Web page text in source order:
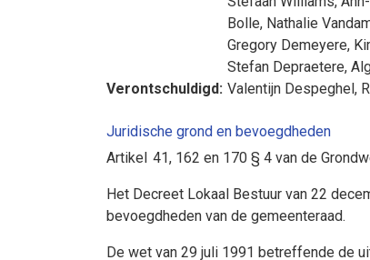
Bolle, Nathalie
Gregory Demeyere,
Stefan Depraetere,
Verontschuldigd: Valentijn Despeghel,
Juridische grond en bevoegdheden
Artikel 41, 162 en 170 § 4 van de
Het Decreet Lokaal Bestuur van 22
bevoegdheden van de gemeenteraad.
De wet van 29 juli 1991 betreffende de